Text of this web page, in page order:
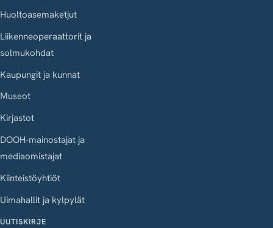
Huoltoasemaketjut
Liikenneoperaattorit ja
solmukohdat
Kaupungit ja kunnat
Museot
Kirjastot
DOOH-mainostajat ja
mediaomistajat
Kiinteistöyhtiöt
Uimahallit ja kylpylät
UUTISKIRJE